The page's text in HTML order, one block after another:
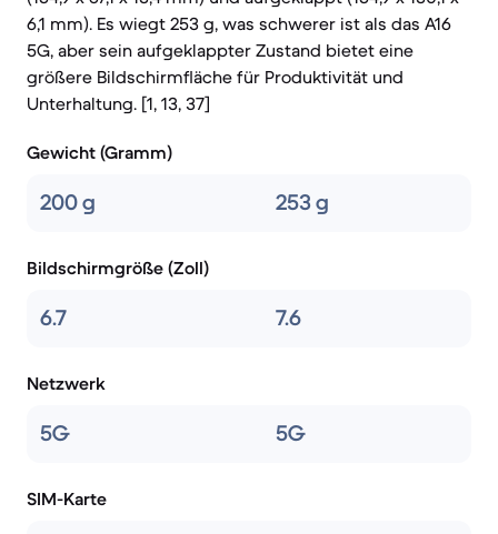
6,1 mm). Es wiegt 253 g, was schwerer ist als das A16
5G, aber sein aufgeklappter Zustand bietet eine
größere Bildschirmfläche für Produktivität und
Unterhaltung. [1, 13, 37]
Gewicht (Gramm)
200 g 253 g
Bildschirmgröße (Zoll)
6.7 7.6
Netzwerk
5G 5G
SIM-Karte